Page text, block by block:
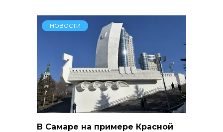
НОВОСТИ
В Самаре на примере Красной